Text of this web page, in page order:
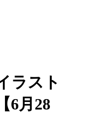
ラスト
6月28